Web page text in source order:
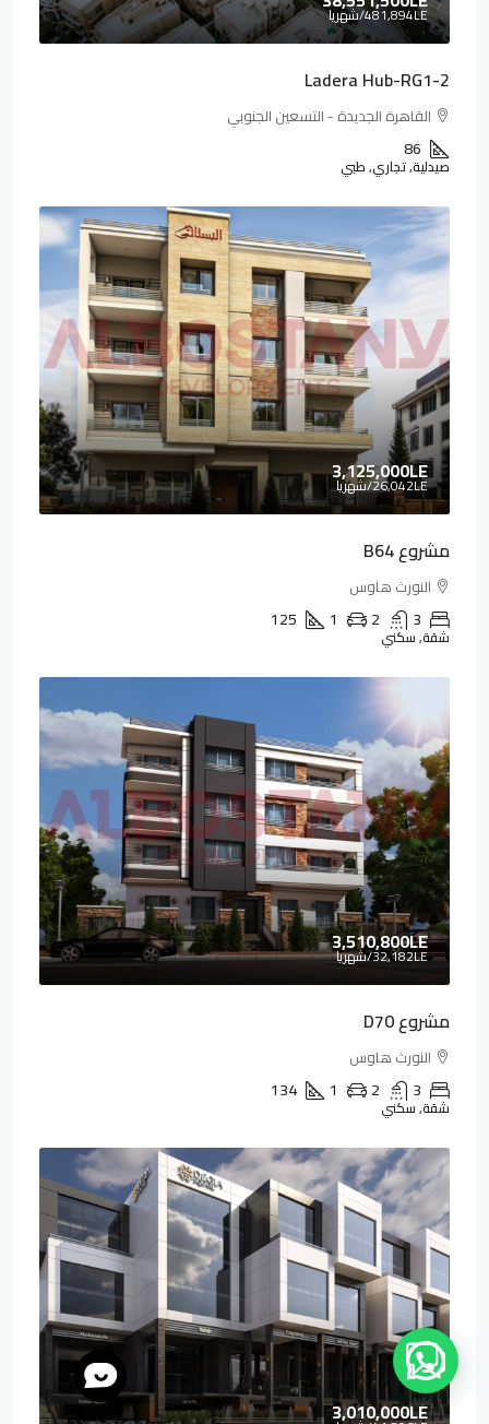
481,894LE/شهريا
Ladera Hub-RG1-2
القاهرة الجديدة - التسعين الجنوبي
86
صيدلية, تجاري, طبي
3,125,000LE
26,042LE/شهريا
مشروع B64
النورث هاوس
3
2
1
125
شقة, سكني
3,510,800LE
32,182LE/شهريا
مشروع D70
النورث هاوس
3
2
1
134
شقة, سكني
3,010,000LE